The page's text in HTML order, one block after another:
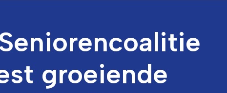
groeiende